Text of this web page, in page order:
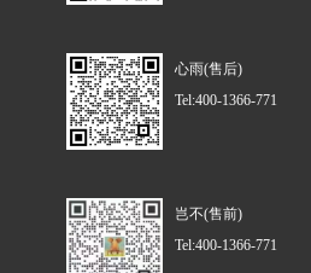
心雨(售后)
Tel:400-1366-771
岂不(售前)
Tel:400-1366-771